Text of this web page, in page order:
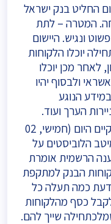
החליט בנק ישראל
המטרה – לתת
ונגיש. היישום
יוכלו הלקוחות
לאחר מכן יוכלו
ולבסוף יהיו
הנוגע
הערך ועוד.
ההצבעה על הרפורמה אמורה להתקיים היום (חמישי, 02
הלוביסטים על
הרשמית אומרת
הבנק למתקפת
כמה תעלה כל
כסף מהלקוחות
שייך להם.